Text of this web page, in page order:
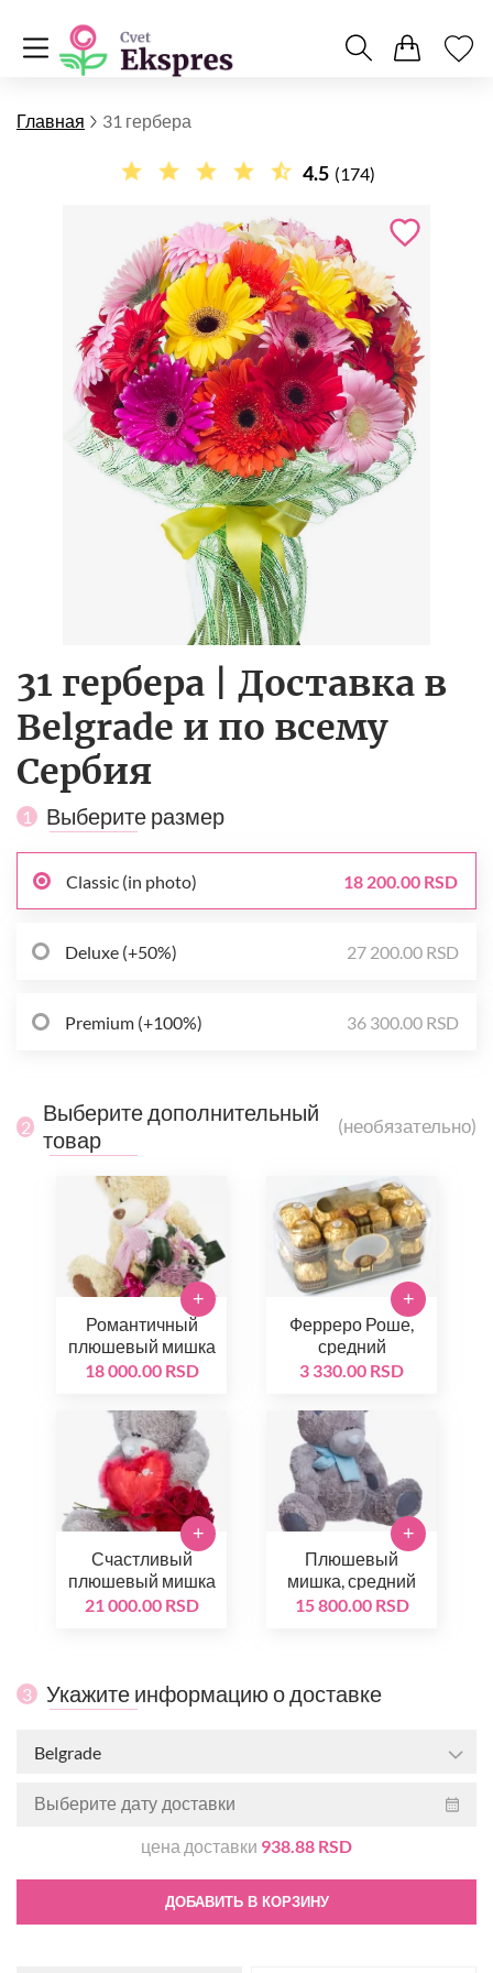
Главная 31 гербера
4.5 (174)
31 гербера | Доставка в
Belgrade и по всему
Сербия
1 Выберите размер
Classic (in photo) 18 200.00 RSD
Deluxe (+50%) 27 200.00 RSD
Premium (+100%) 36 300.00 RSD
2
Выберите дополнительный
товар
(необязательно)
Романтичный
плюшевый мишка
18 000.00 RSD
+
Ферреро Роше,
средний
3 330.00 RSD
+
Счастливый
плюшевый мишка
21 000.00 RSD
+
Плюшевый
мишка, средний
15 800.00 RSD
+
3 Укажите информацию о доставке
Belgrade
цена доставки 938.88 RSD
ДОБАВИТЬ В КОРЗИНУ